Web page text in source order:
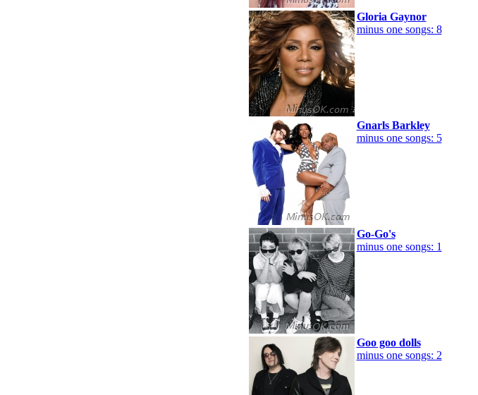
Gloria Gaynor
minus one songs: 8
Gnarls Barkley
minus one songs: 5
Go-Go's
minus one songs: 1
Goo goo dolls
minus one songs: 2